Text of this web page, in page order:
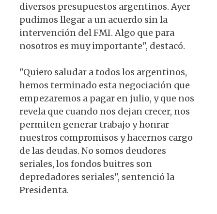
diversos presupuestos argentinos. Ayer
pudimos llegar a un acuerdo sin la
intervención del FMI. Algo que para
nosotros es muy importante", destacó.
"Quiero saludar a todos los argentinos,
hemos terminado esta negociación que
empezaremos a pagar en julio, y que nos
revela que cuando nos dejan crecer, nos
permiten generar trabajo y honrar
nuestros compromisos y hacernos cargo
de las deudas. No somos deudores
seriales, los fondos buitres son
depredadores seriales", sentenció la
Presidenta.